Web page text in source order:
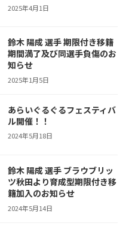
2025年4月1日
鈴木 陽成 選手 期限付き移籍
期間満了及び同選手負傷のお
知らせ
2025年1月5日
あらいぐるぐるフェスティバ
ル開催！！
2024年5月18日
鈴木 陽成 選手 ブラウブリッ
ツ秋田より育成型期限付き移
籍加入のお知らせ
2024年5月14日